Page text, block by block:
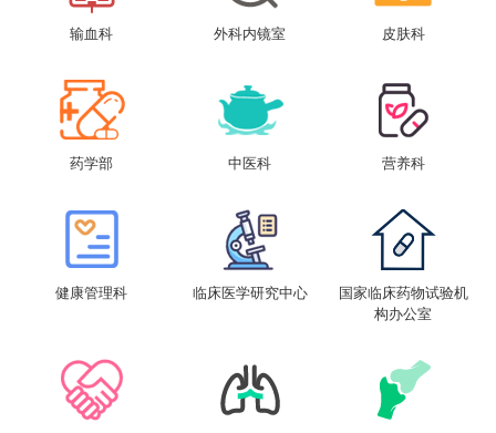
输血科 外科内镜室 皮肤科
药学部 中医科 营养科
健康管理科 临床医学研究中心
国家临床药物试验机
构办公室